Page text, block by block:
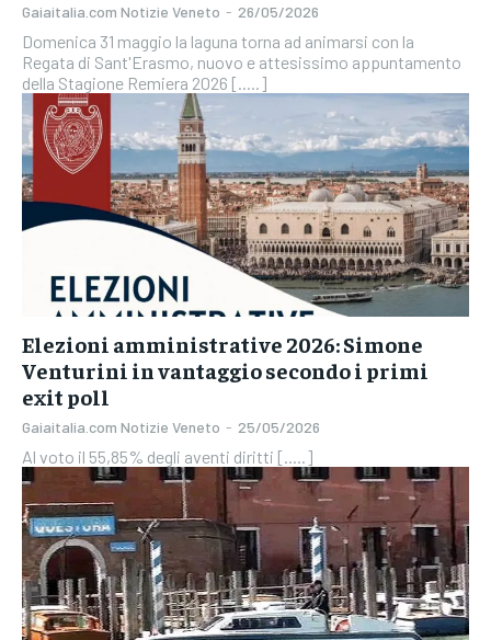
Gaiaitalia.com Notizie Veneto - 26/05/2026
Domenica 31 maggio la laguna torna ad animarsi con la
Regata di Sant'Erasmo, nuovo e attesissimo appuntamento
della Stagione Remiera 2026 [.....]
Elezioni amministrative 2026: Simone
Venturini in vantaggio secondo i primi
exit poll
Gaiaitalia.com Notizie Veneto - 25/05/2026
Al voto il 55,85% degli aventi diritti [.....]